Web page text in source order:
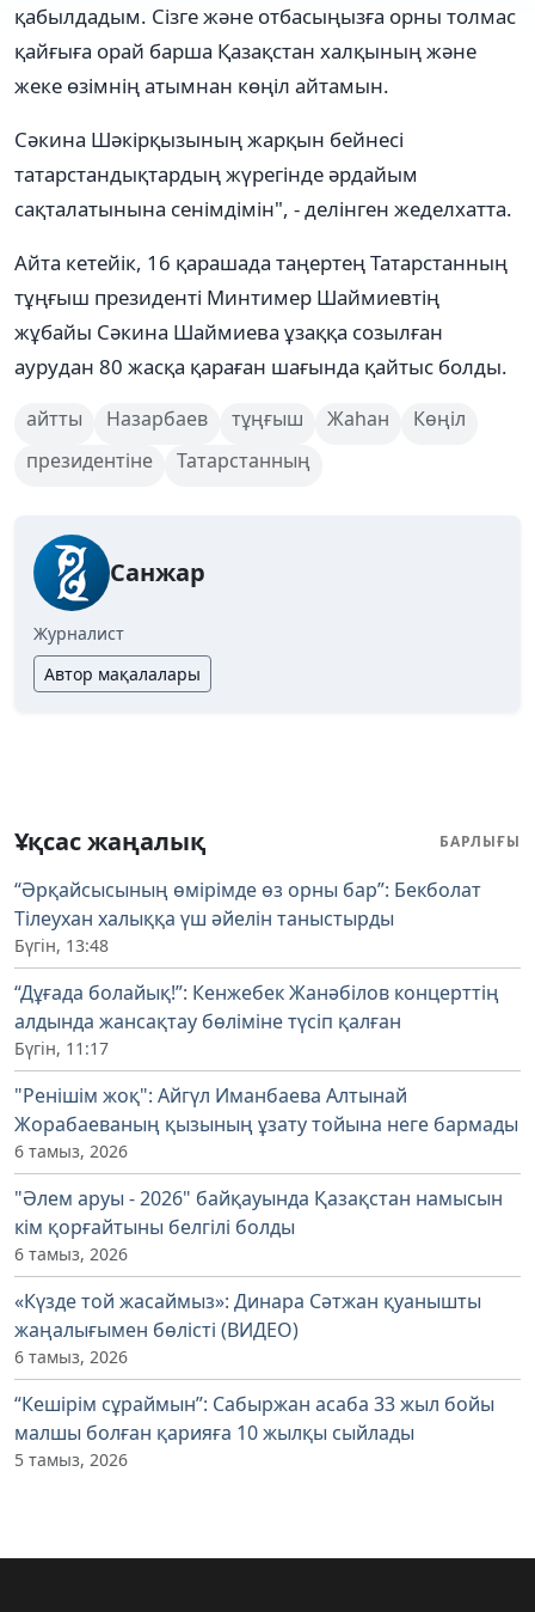
қабылдадым. Сізге және отбасыңызға орны толмас
қайғыға орай барша Қазақстан халқының және
жеке өзімнің атымнан көңіл айтамын.
Сәкина Шәкірқызының жарқын бейнесі
татарстандықтардың жүрегінде әрдайым
сақталатынына сенімдімін", - делінген жеделхатта.
Айта кетейік, 16 қарашада таңертең Татарстанның
тұңғыш президенті Минтимер Шаймиевтің
жұбайы Сәкина Шаймиева ұзаққа созылған
аурудан 80 жасқа қараған шағында қайтыс болды.
айтты Назарбаев тұңғыш Жаһан
Көңіл
президентіне
Татарстанның
Санжар
Журналист
Автор мақалалары
Ұқсас жаңалық БАРЛЫҒЫ
“Әрқайсысының өмірімде өз орны бар”: Бекболат
Тілеухан халыққа үш әйелін таныстырды
Бүгін, 13:48
“Дұғада болайық!”: Кенжебек Жанәбілов концерттің
алдында жансақтау бөліміне түсіп қалған
Бүгін, 11:17
"Ренішім жоқ": Айгүл Иманбаева Алтынай
Жорабаеваның қызының ұзату тойына неге бармады
6 тамыз, 2026
"Әлем аруы - 2026" байқауында Қазақстан намысын
кім қорғайтыны белгілі болды
6 тамыз, 2026
«Күзде той жасаймыз»: Динара Сәтжан қуанышты
жаңалығымен бөлісті (ВИДЕО)
6 тамыз, 2026
“Кешірім сұраймын”: Сабыржан асаба 33 жыл бойы
малшы болған қарияға 10 жылқы сыйлады
5 тамыз, 2026